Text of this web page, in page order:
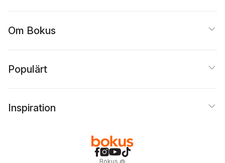
Om Bokus
Populärt
Inspiration
Bokus @